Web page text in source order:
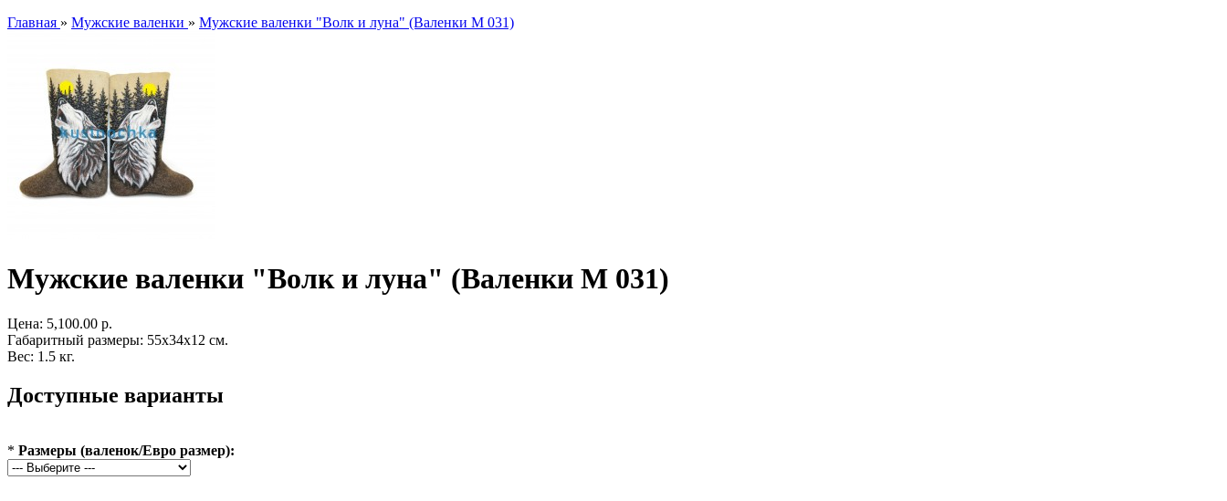
Главная » Мужские валенки » Мужские валенки "Волк и луна" (Валенки М 031)
Мужские валенки "Волк и луна" (Валенки М 031)
Цена: 5,100.00 р.
Габаритный размеры: 55x34x12 см.
Вес: 1.5 кг.
Доступные варианты
* Размеры (валенок/Евро размер):